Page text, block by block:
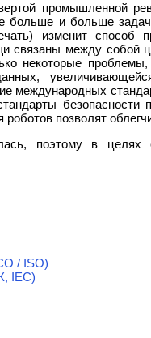
промышленной
больше и больше
изменит способ
связаны между собой
некоторые
международных
позволят
поэтому в целях
/ ISO)
IEC)